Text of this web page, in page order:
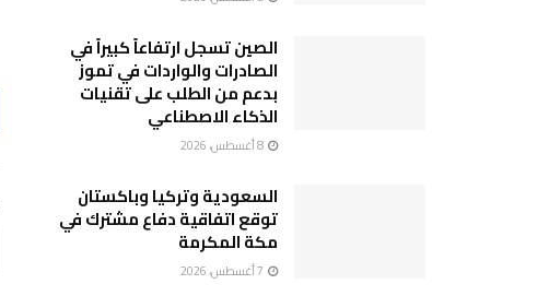
الصين تسجل ارتفاعاً كبيراً في
الصادرات والواردات في تموز
بدعم من الطلب على تقنيات
الذكاء الاصطناعي
السعودية وتركيا وباكستان
توقع اتفاقية دفاع مشترك في
مكة المكرمة